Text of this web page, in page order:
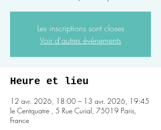
Les inscriptions sont closes
Voir d'autres événements
Heure et lieu
12 avr. 2026, 18:00 – 13 avr. 2026, 19:45
le Centquatre , 5 Rue Curial, 75019 Paris,
France